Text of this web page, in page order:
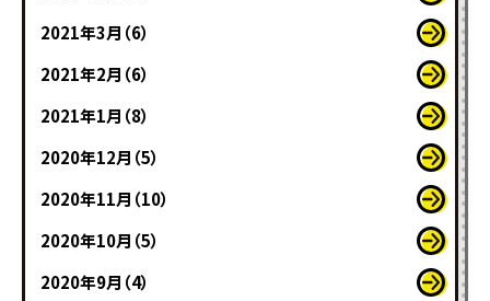
2021年3月（6）
2021年2月（6）
2021年1月（8）
2020年12月（5）
2020年11月（10）
2020年10月（5）
2020年9月（4）